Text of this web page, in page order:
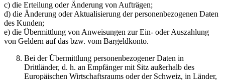
c) die Erteilung oder Änderung von Aufträgen;
d) die Änderung oder Aktualisierung der personenbezogenen Daten
des Kunden;
e) die Übermittlung von Anweisungen zur Ein- oder Auszahlung
von Geldern auf das bzw. vom Bargeldkonto.
Bei der Übermittlung personenbezogener Daten in
Drittländer, d. h. an Empfänger mit Sitz außerhalb des
Europäischen Wirtschaftsraums oder der Schweiz, in Länder,